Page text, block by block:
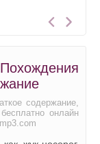
содержание,
онлайн